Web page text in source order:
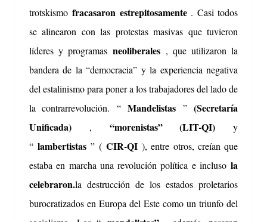
trotskismo fracasaron estrepitosamente.Casi todos
se alinearon con las protestas masivas que tuvieron
líderes y programas neoliberales , que utilizaron la
bandera de la “democracia” y la experiencia negativa
del estalinismo para poner a los trabajadores del lado de
la contrarrevolución. “Mandelistas ”(Secretaría
Unificada) , “morenistas” (LIT-QI) y
“lambertistas ” ( CIR-QI), entre otros, creían que
estaba en marcha una revolución política e incluso la
celebraron.la destrucción de los estados proletarios
burocratizados en Europa del Este como un triunfo del